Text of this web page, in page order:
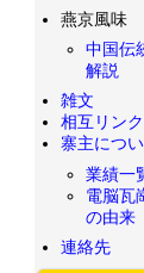
燕京風味
中国伝
解説
雑文
相互リンク
寨主につ
業績一
電脳瓦
の由来
連絡先